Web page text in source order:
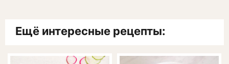
Ещё интересные рецепты: